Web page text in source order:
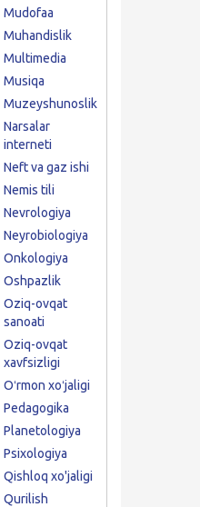
Mudofaa
Muhandislik
Multimedia
Musiqa
Muzeyshunoslik
Narsalar
interneti
Neft va gaz ishi
Nemis tili
Nevrologiya
Neyrobiologiya
Onkologiya
Oshpazlik
Oziq-ovqat
sanoati
Oziq-ovqat
xavfsizligi
Oʻrmon xoʻjaligi
Pedagogika
Planetologiya
Psixologiya
Qishloq xo'jaligi
Qurilish